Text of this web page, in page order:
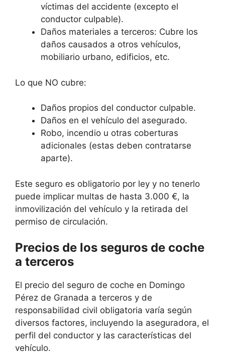
víctimas del accidente (excepto el
conductor culpable).
Daños materiales a terceros: Cubre los
daños causados a otros vehículos,
mobiliario urbano, edificios, etc.
Lo que NO cubre:
Daños propios del conductor culpable.
Daños en el vehículo del asegurado.
Robo, incendio u otras coberturas
adicionales (estas deben contratarse
aparte).
Este seguro es obligatorio por ley y no tenerlo
puede implicar multas de hasta 3.000 €, la
inmovilización del vehículo y la retirada del
permiso de circulación.
Precios de los seguros de coche
a terceros
El precio del seguro de coche en Domingo
Pérez de Granada a terceros y de
responsabilidad civil obligatoria varía según
diversos factores, incluyendo la aseguradora, el
perfil del conductor y las características del
vehículo.